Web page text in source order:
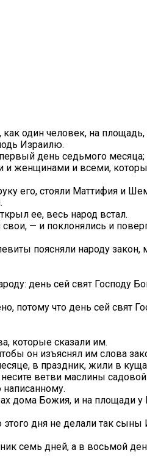
один человек, на
Израилю.
день седьмого месяца;
и женщинами и всеми,
его, стояли Маттифия и
ее, весь народ встал.
— и поклонялись и
поясняли народу закон,
день сей свят Господу
потому что день сей свят
которые сказали им.
он изъяснял им слова
в праздник, жили в
ветви маслины
дома Божия, и на площади
дня не делали так
семь дней, а в восьмой